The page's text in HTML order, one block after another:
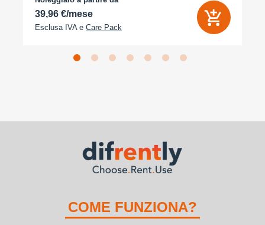
39,96 €/mese
Esclusa IVA e Care Pack
COME FUNZIONA?